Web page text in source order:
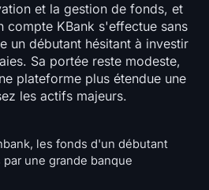
et la gestion de fonds, et
compte KBank s'effectue sans
un débutant hésitant à investir
Sa portée reste modeste,
plateforme plus étendue une
les actifs majeurs.
les fonds d'un débutant
une grande banque